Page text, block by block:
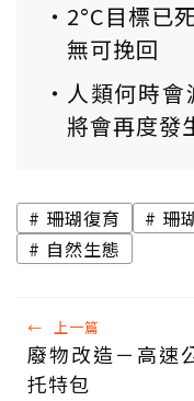
2°C目標已
無可挽回
人類何時
將會再度發
珊瑚復育 珊
自然生態
← 上一篇
廢物改造－高速
托特包